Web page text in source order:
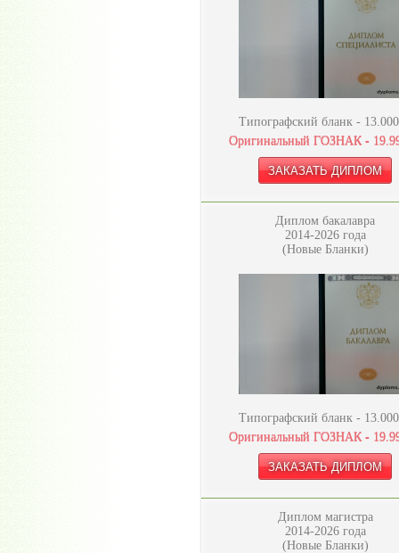
Типографский бланк - 13.000
Оригинальный ГОЗНАК -
Диплом бакалавра
2014-2026 года
(Новые Бланки)
Типографский бланк - 13.000
Оригинальный ГОЗНАК -
Диплом магистра
2014-2026 года
(Новые Бланки)